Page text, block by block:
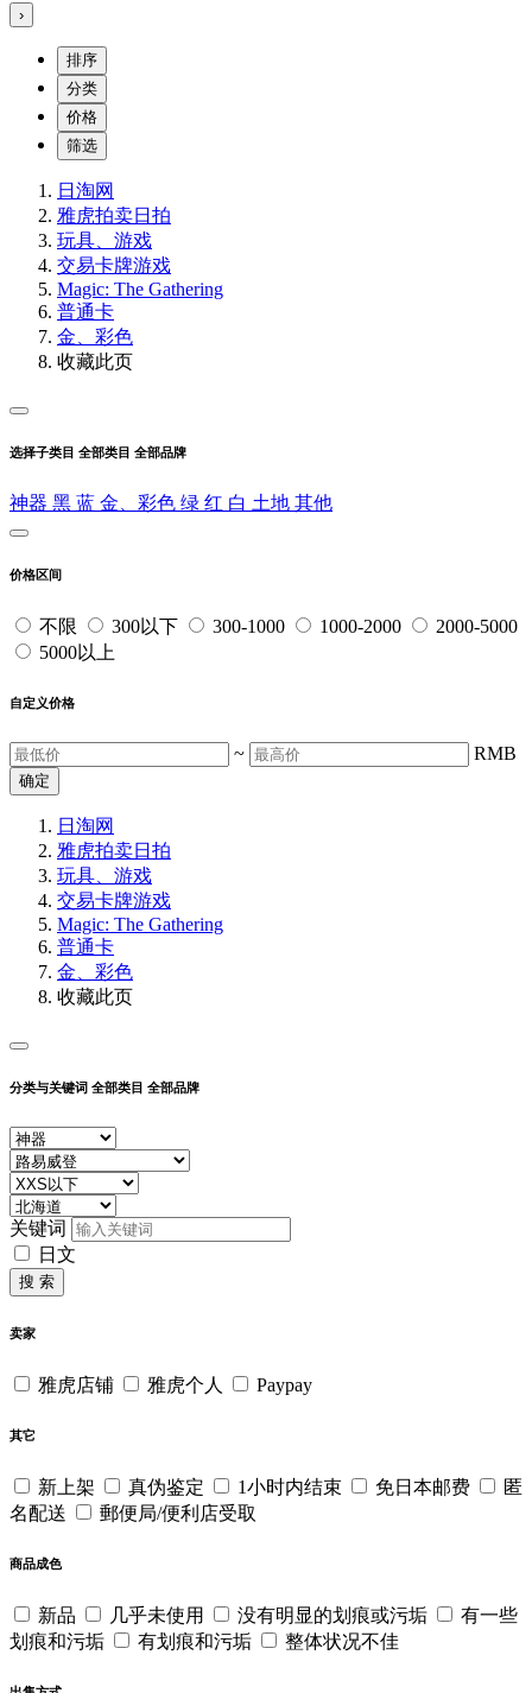
›
排序
分类
价格
筛选
日淘网
雅虎拍卖日拍
玩具、游戏
交易卡牌游戏
Magic: The Gathering
普通卡
金、彩色
收藏此页
选择子类目 全部类目 全部品牌
神器 黑 蓝 金、彩色 绿 红 白 土地 其他
价格区间
不限 300以下 300-1000 1000-2000
2000-5000
5000以上
自定义价格
~ RMB
确定
日淘网
雅虎拍卖日拍
玩具、游戏
交易卡牌游戏
Magic: The Gathering
普通卡
金、彩色
收藏此页
分类与关键词 全部类目 全部品牌
关键词
日文
搜 索
卖家
雅虎店铺 雅虎个人 Paypay
其它
新上架 真伪鉴定 1小时内结束 免日本邮费
匿
名配送
郵便局/便利店受取
商品成色
新品 几乎未使用 没有明显的划痕或污垢
有一些
划痕和污垢
有划痕和污垢 整体状况不佳